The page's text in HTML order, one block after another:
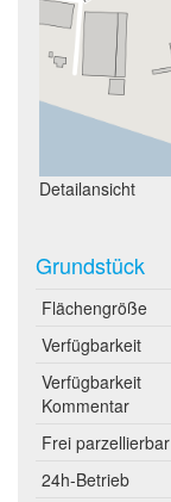
Detailansicht
Grundstück
Flächengröße
Verfügbarkeit
Verfügbarkeit
Kommentar
Frei parzellierbar
24h-Betrieb